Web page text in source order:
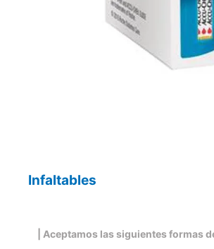
Infaltables
| Aceptamos las siguientes formas